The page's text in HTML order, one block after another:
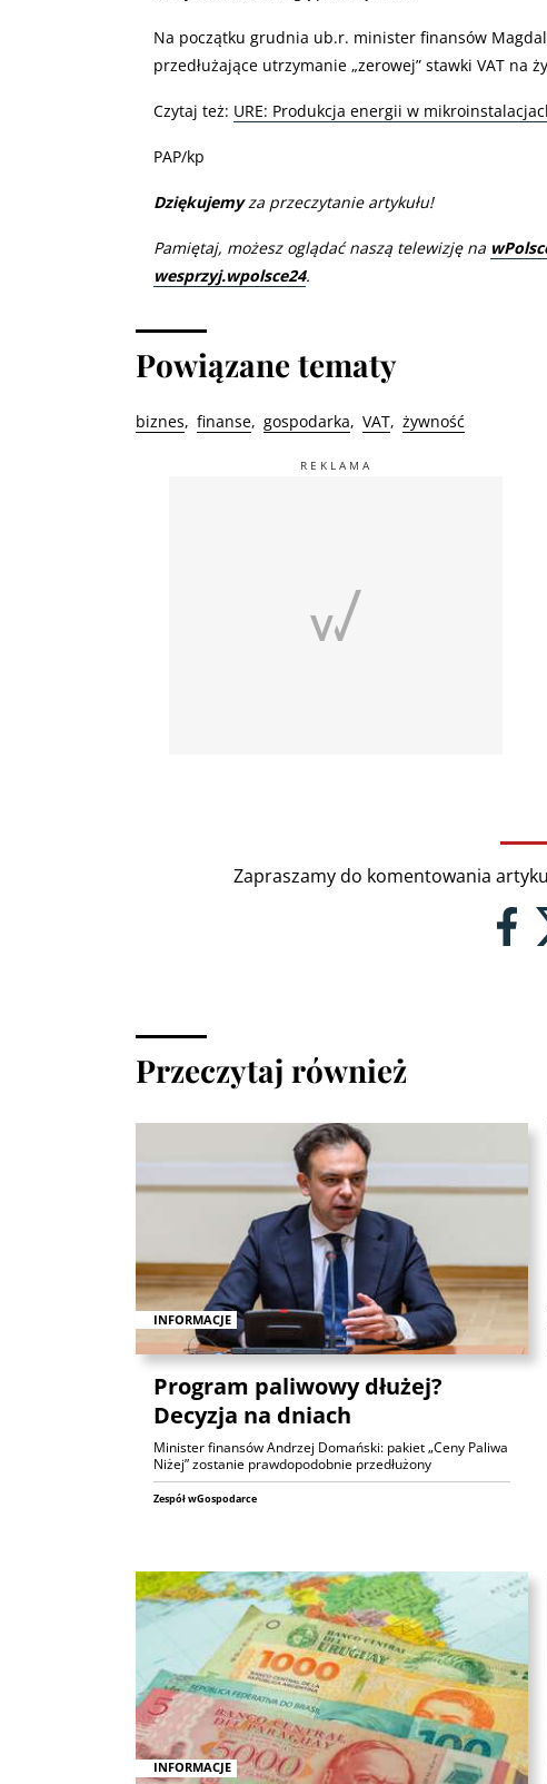
Na początku grudnia ub.r. minister finansów
przedłużające utrzymanie „zerowej” stawki VAT na
Czytaj też: URE: Produkcja energii w
PAP/kp
Dziękujemyza przeczytanie artykułu!
Pamiętaj, możesz oglądać naszą telewizję na
wesprzyj.wpolsce24.
Powiązane tematy
biznes finanse gospodarka VAT żywność
Zapraszamy do komentowania
Przeczytaj również
INFORMACJE
Program paliwowy dłużej?
Decyzja na dniach
Minister finansów Andrzej Domański: pakiet „Ceny Paliwa
Niżej” zostanie prawdopodobnie przedłużony
Zespół wGospodarce
INFORMACJE